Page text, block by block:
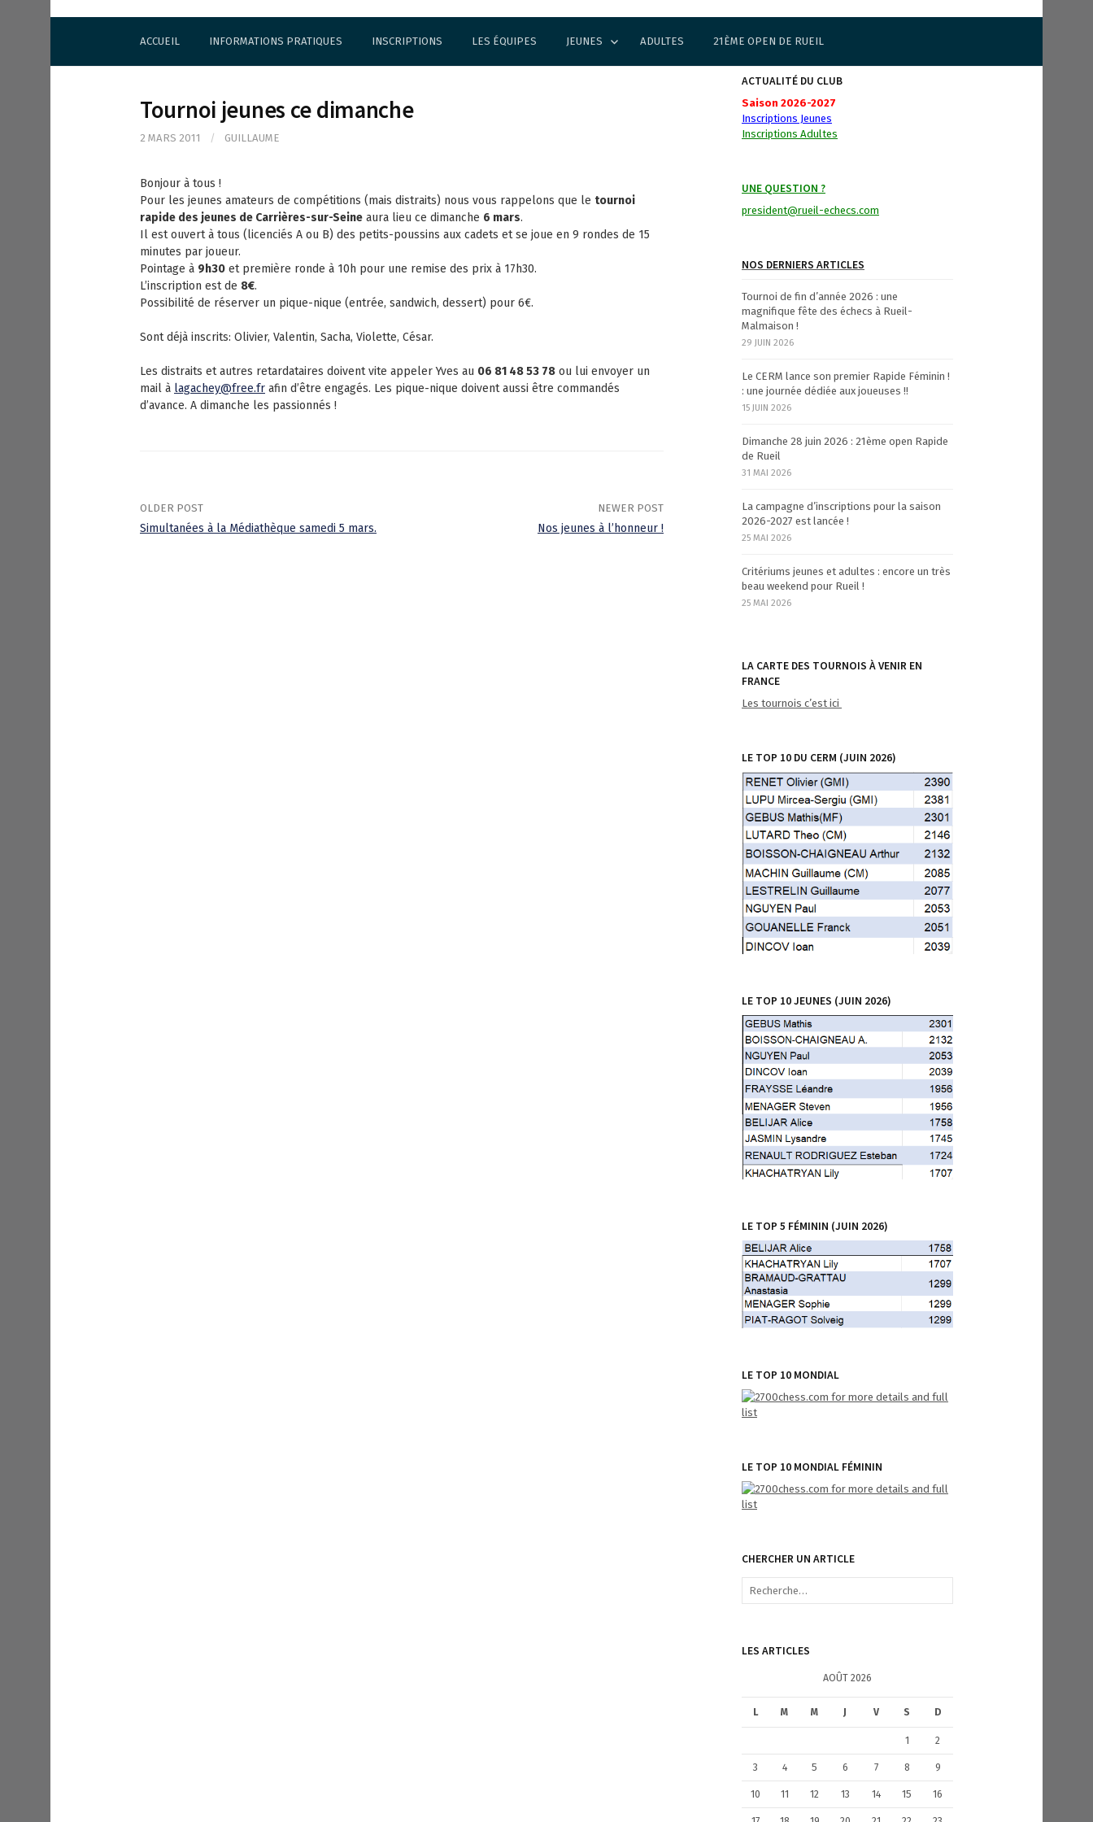
ACCUEIL INFORMATIONS PRATIQUES INSCRIPTIONS LES ÉQUIPES JEUNES ADULTES 21ÈME OPEN DE RUEIL
Tournoi jeunes ce dimanche
2 MARS 2011 / GUILLAUME
Bonjour à tous !
Pour les jeunes amateurs de compétitions (mais distraits) nous vous rappelons que le tournoi
rapide des jeunes de Carrières-sur-Seine aura lieu ce dimanche 6 mars.
Il est ouvert à tous (licenciés A ou B) des petits-poussins aux cadets et se joue en 9 rondes de 15
minutes par joueur.
Pointage à 9h30 et première ronde à 10h pour une remise des prix à 17h30.
L’inscription est de 8€.
Possibilité de réserver un pique-nique (entrée, sandwich, dessert) pour 6€.
Sont déjà inscrits: Olivier, Valentin, Sacha, Violette, César.
Les distraits et autres retardataires doivent vite appeler Yves au 06 81 48 53 78 ou lui envoyer un
mail à lagachey@free.fr afin d’être engagés. Les pique-nique doivent aussi être commandés
d’avance. A dimanche les passionnés !
OLDER POST
Simultanées à la Médiathèque samedi 5 mars.
NEWER POST
Nos jeunes à l’honneur !
ACTUALITÉ DU CLUB
Saison 2026-2027
Inscriptions Jeunes
Inscriptions Adultes
UNE QUESTION ?
president@rueil-echecs.com
NOS DERNIERS ARTICLES
Tournoi de fin d’année 2026 : une
magnifique fête des échecs à Rueil-
Malmaison !
29 JUIN 2026
Le CERM lance son premier Rapide Féminin !
: une journée dédiée aux joueuses !!
15 JUIN 2026
Dimanche 28 juin 2026 : 21ème open Rapide
de Rueil
31 MAI 2026
La campagne d’inscriptions pour la saison
2026-2027 est lancée !
25 MAI 2026
Critériums jeunes et adultes : encore un très
beau weekend pour Rueil !
25 MAI 2026
LA CARTE DES TOURNOIS À VENIR EN
FRANCE
Les tournois c’est ici
LE TOP 10 DU CERM (JUIN 2026)
LE TOP 10 JEUNES (JUIN 2026)
LE TOP 5 FÉMININ (JUIN 2026)
LE TOP 10 MONDIAL
LE TOP 10 MONDIAL FÉMININ
CHERCHER UN ARTICLE
R
r
:
LES ARTICLES
AOÛT 2026
L M M J V S D
1 2
3 4 5 6 7 8 9
10 11 12 13 14 15 16